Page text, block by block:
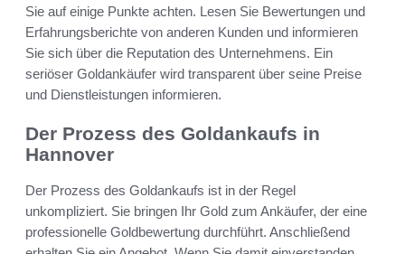
Sie auf einige Punkte achten. Lesen Sie Bewertungen und
Erfahrungsberichte von anderen Kunden und informieren
Sie sich über die Reputation des Unternehmens. Ein
seriöser Goldankäufer wird transparent über seine Preise
und Dienstleistungen informieren.
Der Prozess des Goldankaufs in
Hannover
Der Prozess des Goldankaufs ist in der Regel
unkompliziert. Sie bringen Ihr Gold zum Ankäufer, der eine
professionelle Goldbewertung durchführt. Anschließend